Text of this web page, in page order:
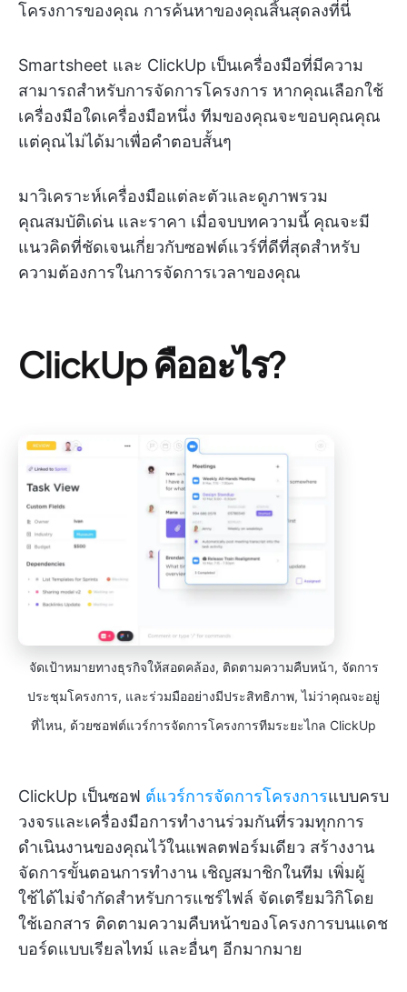
โครงการของคุณ การค้นหาของคุณสิ้นสุดลงที่นี่
Smartsheet และ ClickUp เป็นเครื่องมือที่มีความ
สามารถสำหรับการจัดการโครงการ หากคุณเลือกใช้
เครื่องมือใดเครื่องมือหนึ่ง ทีมของคุณจะขอบคุณคุณ
แต่คุณไม่ได้มาเพื่อคำตอบสั้นๆ
มาวิเคราะห์เครื่องมือแต่ละตัวและดูภาพรวม
คุณสมบัติเด่น และราคา เมื่อจบบทความนี้ คุณจะมี
แนวคิดที่ชัดเจนเกี่ยวกับซอฟต์แวร์ที่ดีที่สุดสำหรับ
ความต้องการในการจัดการเวลาของคุณ
ClickUp คืออะไร?
จัดเป้าหมายทางธุรกิจให้สอดคล้อง, ติดตามความคืบหน้า, จัดการ
ประชุมโครงการ, และร่วมมืออย่างมีประสิทธิภาพ, ไม่ว่าคุณจะอยู่
ที่ไหน, ด้วยซอฟต์แวร์การจัดการโครงการทีมระยะไกล ClickUp
ClickUp เป็นซอฟ ต์แวร์การจัดการโครงการแบบครบ
วงจรและเครื่องมือการทำงานร่วมกันที่รวมทุกการ
ดำเนินงานของคุณไว้ในแพลตฟอร์มเดียว สร้างงาน
จัดการขั้นตอนการทำงาน เชิญสมาชิกในทีม เพิ่มผู้
ใช้ได้ไม่จำกัดสำหรับการแชร์ไฟล์ จัดเตรียมวิกิโดย
ใช้เอกสาร ติดตามความคืบหน้าของโครงการบนแดช
บอร์ดแบบเรียลไทม์ และอื่นๆ อีกมากมาย